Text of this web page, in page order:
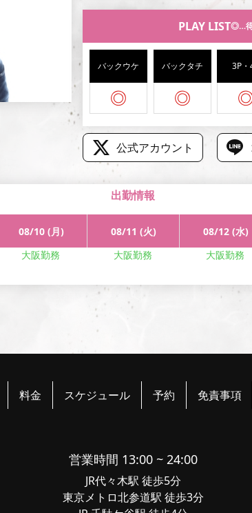
PLAY LIST◎…
バックウケ
◎
バックタチ
◎
3P・
公式アカウント
出勤情報
08/10 (月)
大阪勤務
08/11 (火)
大阪勤務
08/12 (水)
大阪勤務
様)
覚えていてくれて嬉しかったこと
エッチなお兄さんの本領も遺憾な
しく、よい時間を頂きました♪ま
初めての指名で緊張しましたが、
とても楽しい安心した時間を過ご
自分は性欲が強い方で、
えっち
大正解でし た。
会話してる時とは別人のように、
ました。ウケもされるから、どこ
とてもテクニシ
若いのに色々経験されていて、イ
ススメです。
またタイミングあっ
コウイチ君にタチをお願いしました
なりながら色々な体位でガンガン
っこよさで清潔感がある方でした。
コウイチさんのデカマラで色々な
男性の気持ちよくなるポイントを
はじめてのご対面でした。
るか心配でしたが、コウイチさん
料金 スケジュール 予約 免責事項
営業時間 13:00 ~ 24:00
JR代々木駅 徒歩5分
東京メトロ北参道駅 徒歩3分